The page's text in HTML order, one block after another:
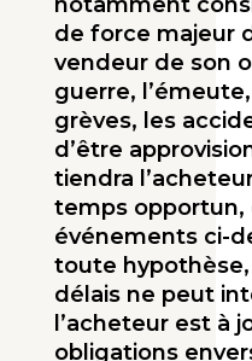
de force majeur
vendeur de son
guerre,
grèves, les
d’être
tiendra
temps opportun,
événements ci-
toute hypothèse,
délais ne peut
l’acheteur est à
obligations